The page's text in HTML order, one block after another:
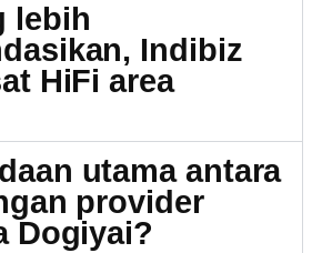
lebih
Indibiz
HiFi area
utama antara
provider
Dogiyai?